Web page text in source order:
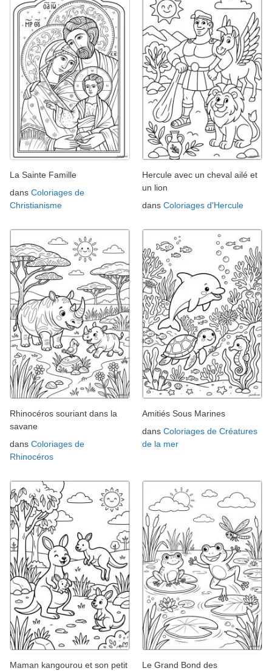
La Sainte Famille
dans Coloriages de
Christianisme
Hercule avec un cheval ailé et
un lion
dans Coloriages d'Hercule
Rhinocéros souriant dans la
savane
dans Coloriages de
Rhinocéros
Amitiés Sous Marines
dans Coloriages de Créatures
de la mer
Maman kangourou et son petit
Le Grand Bond des